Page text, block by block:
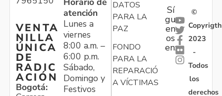
VENTA
NILLA
ÚNICA
DE
RADIC
ACIÓN
Bogotá:
atención
Lunes a
viernes
8:00 a.m. –
6:00 p.m.
Sábado,
Domingo y
Festivos
DATOS
PARA LA
PAZ
FONDO
PARA LA
REPARACIÓN
A VÍCTIMAS
Sí
gu
en
os
en:
©
Copyrigth
2023
-
Todos
los
derechos